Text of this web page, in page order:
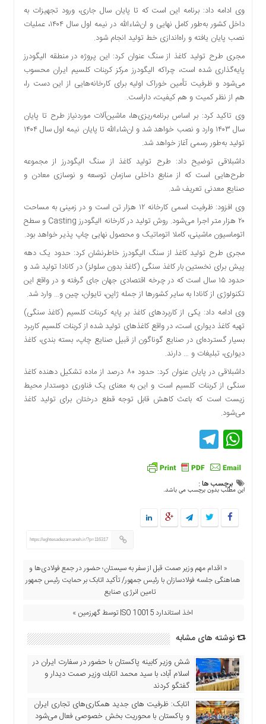
درباره
کتاب
جامعه
گرایی
رسید
اخبار
سایت
اجتماعی
اقتصادی
فرهنگ
بین
یادداشت
چند
رسانه
یادداشت
وی ادامه داد: برنامه این است که تا پایان سال جاری، ورود تجهیزات به
داخل کشور به‌طور کامل نهایی و ان‌شاءالله در نیمه اول سال ۱۴۰۴، عملیات
نصب پایان یافته و راه‌اندازی خط تولید انجام شود.
مجری طرح تولید کاغذ از سنگ عنوان کرد: این پروژه در منطقه الیگودرز
پایه‌گذاری شده است، چراکه الیگودرز مرکز کربنات کلسیم ایران محسوب
می‌شود و ظرفیت تأمین خوراک اولیه برای کارخانه‌هایی از این دست را،
هم از نظر کمیت و هم کیفیت، داراست.
وی تاکید کرد: بر اساس برنامه‌ریزی‌ها، ماشین‌آلات موردنیاز طرح تا پایان
سال ۱۴۰۳ وارد و نصب خواهد شد و ان‌شاءالله تا پایان نیمه اول سال ۱۴۰۴
تولید به‌طور رسمی آغاز خواهد شد.
داشبلاقی توضیح داد: طرح تولید کاغذ از سنگ الیگودرز از مجموعه
طرح‌هایی است که از منابع داخلی سازمان توسعه و نوسازی معادن و
صنایع معدنی تعریف شد.
وی افزود: ظرفیت اسمی کارخانه ۱۲ هزار تن است و در زمینی به مساحت
۲۰ هزار متر اجرا می‌شود. روش تولید در کارخانه الیگودرز Casting و سطح
اتوماسیون ماشینی، کاملا اتوماتیک و محصول نهایی چاپ پذیر خواهد بود.
مجری طرح تولید کاغذ از سنگ الیگودرز خاطرنشان کرد: حدود یک دهه
پیش برای نخستین بار کاغذ سنگی (کاغذ بدون سلولز) در کانادا تولید شد و
حدود ۱۵ سال است که در چرخه اقتصادی جهان جای گرفته و در واقع این
تکنولوژی از کانادا به سایر کشورها از جمله ژاپن، تایوان، چین و… وارد شد.
وی ادامه داد: یکی از کاربردهای کاغذ بر پایه کربنات کلسیم (کاغذ سنگی)
تهیه کاغذ دیواری است، در واقع کاغذهای تولید شده از کربنات کلسیم کاربرد
بسیار گسترده‌ای در صنایع گوناگون از قبیل صنایع چاپ، بسته بندی، کاغذ
دیواری، تبلیغات و … دارند.
داشبلاقی در پایان عنوان کرد: حدود ۸۰ درصد از ماده تشکیل دهنده کاغذ
سنگی از کربنات کلسیم است و این به معنای یک فناوری دوستدار محیط
زیست است که باعث کاهش قابل توجه قطع درختان برای تولید کاغذ
می‌شود.
WhatsApp
Telegram
برچسب ها :
این مطلب بدون برچسب می باشد.
https://eghtesadezamaneh.ir/?p=116317
« اقدام مهم وزیر صمت قبل از سفر به سیستان؛ حضور در جمع فولادی‌ها و
هماهنگی جلسه فولادسازان با رئیس جمهور/ تأکید اتابک بر حمایت رئیس جمهور از
تامین انرژی صنایع
اخذ استاندارد ISO 10015 توسط گهرزمین »
نوشته های مشابه
شش وزیر کابینه پاکستان با حضور در سفارت ایران در
اسلام آباد، با سيد محمد اتابك وزير صمت ديدار و
گفتگو كردند
اتابک: ظرفیت های جدید همکاری‌های تجاری ایران
و پاکستان با محوریت بخش خصوصی فعال می‌شود